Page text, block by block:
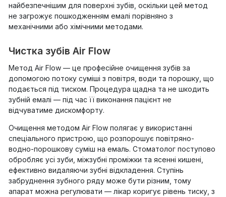
найбезпечнішим для поверхні зубів, оскільки цей метод
не загрожує пошкодженням емалі порівняно з
механічними або хімічними методами.
Чистка зубів Air Flow
Метод Air Flow — це професійне очищення зубів за
допомогою потоку суміші з повітря, води та порошку, що
подається під тиском. Процедура щадна та не шкодить
зубній емалі — під час її виконання пацієнт не
відчуватиме дискомфорту.
Очищення методом Air Flow полягає у використанні
спеціального пристрою, що розпорошує повітряно-
водно-порошкову суміш на емаль. Стоматолог поступово
обробляє усі зуби, міжзубні проміжки та ясенні кишені,
ефективно видаляючи зубні відкладення. Ступінь
забруднення зубного ряду може бути різним, тому
апарат можна регулювати — лікар коригує рівень тиску, з